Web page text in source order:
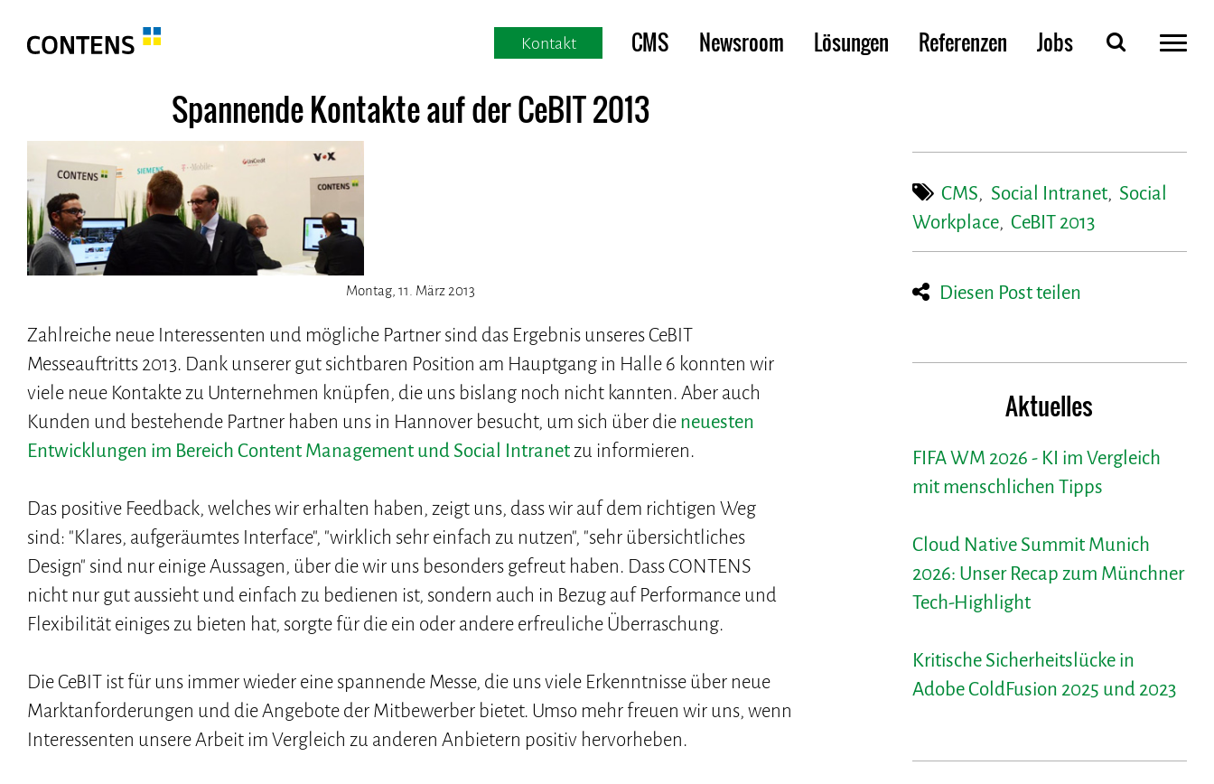
Kontakt CMS Newsroom Lösungen Referenzen Jobs
Spannende Kontakte auf der CeBIT 2013
Montag, 11. März 2013
Zahlreiche neue Interessenten und mögliche Partner sind das Ergebnis unseres CeBIT
Messeauftritts 2013. Dank unserer gut sichtbaren Position am Hauptgang in Halle 6 konnten wir
viele neue Kontakte zu Unternehmen knüpfen, die uns bislang noch nicht kannten. Aber auch
Kunden und bestehende Partner haben uns in Hannover besucht, um sich über dieneuesten
Entwicklungen im Bereich Content Management und Social Intranetzu informieren.
Das positive Feedback, welches wir erhalten haben, zeigt uns, dass wir auf dem richtigen Weg
sind: "Klares, aufgeräumtes Interface", "wirklich sehr einfach zu nutzen", "sehr übersichtliches
Design" sind nur einige Aussagen, über die wir uns besonders gefreut haben. Dass CONTENS
nicht nur gut aussieht und einfach zu bedienen ist, sondern auch in Bezug auf Performance und
Flexibilität einiges zu bieten hat, sorgte für die ein oder andere erfreuliche Überraschung.
Die CeBIT ist für uns immer wieder eine spannende Messe, die uns viele Erkenntnisse über neue
Marktanforderungen und die Angebote der Mitbewerber bietet. Umso mehr freuen wir uns, wenn
Interessenten unsere Arbeit im Vergleich zu anderen Anbietern positiv hervorheben.
CMS, Social Intranet, Social
Workplace, CeBIT 2013
Diesen Post teilen
Aktuelles
FIFA WM 2026 - KI im Vergleich
mit menschlichen Tipps
Cloud Native Summit Munich
2026: Unser Recap zum Münchner
Tech-Highlight
Kritische Sicherheitslücke in
Adobe ColdFusion 2025 und 2023